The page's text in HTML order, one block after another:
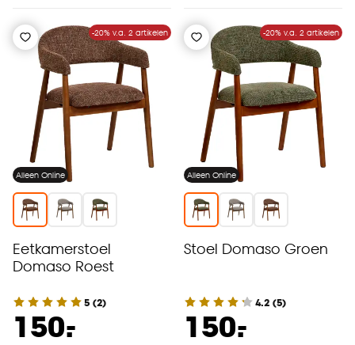
-20% v.a. 2 artikelen
Alleen Online
Eetkamerstoel
Domaso Roest
5 (2)
150.
-
-20% v.a. 2 artikelen
Alleen Online
Stoel Domaso Groen
4.2 (5)
150.
-